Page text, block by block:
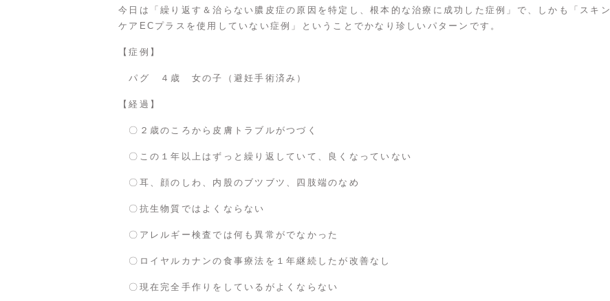
今日は「繰り返す＆治らない膿皮症の原因を特定し、根本的な治療に成功した症例」で、しかも「スキン
ケアECプラスを使用していない症例」ということでかなり珍しいパターンです。
【症例】
パグ ４歳 女の子（避妊手術済み）
【経過】
〇２歳のころから皮膚トラブルがつづく
〇この１年以上はずっと繰り返していて、良くなっていない
〇耳、顔のしわ、内股のブツブツ、四肢端のなめ
〇抗生物質ではよくならない
〇アレルギー検査では何も異常がでなかった
〇ロイヤルカナンの食事療法を１年継続したが改善なし
〇現在完全手作りをしているがよくならない